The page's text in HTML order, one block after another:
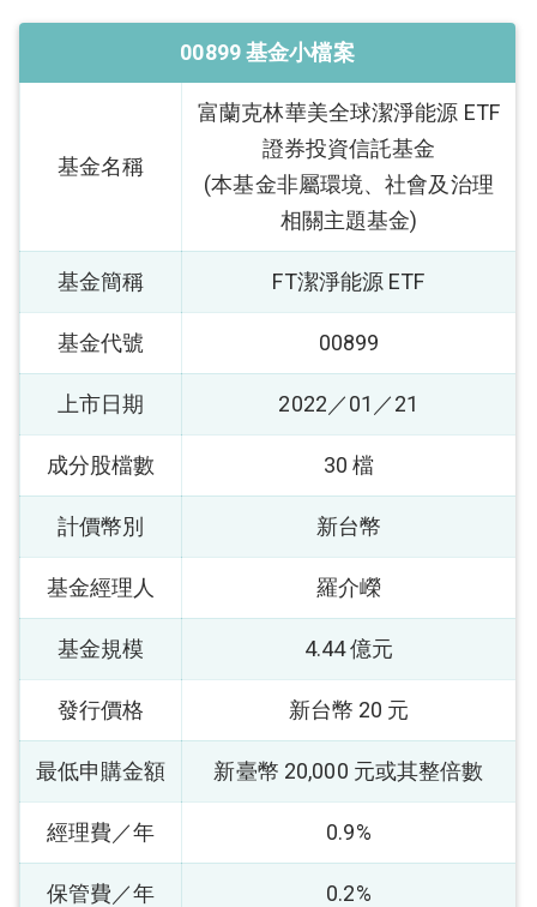
00899 基金小檔案
基金名稱
富蘭克林華美全球潔淨能源 ETF
證券投資信託基金
(本基金非屬環境、社會及治理
相關主題基金)
基金簡稱 FT潔淨能源 ETF
基金代號 00899
上市日期 2022／01／21
成分股檔數 30 檔
計價幣別 新台幣
基金經理人 羅介嶸
基金規模 4.44 億元
發行價格 新台幣 20 元
最低申購金額 新臺幣 20,000 元或其整倍數
經理費／年 0.9%
保管費／年 0.2%